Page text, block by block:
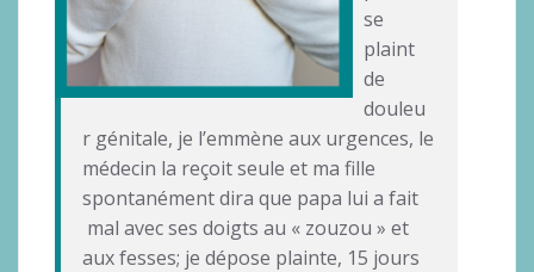
se
plaint
de
douleu
r génitale, je l’emmène aux urgences, le
médecin la reçoit seule et ma fille
spontanément dira que papa lui a fait
mal avec ses doigts au « zouzou » et
aux fesses; je dépose plainte, 15 jours